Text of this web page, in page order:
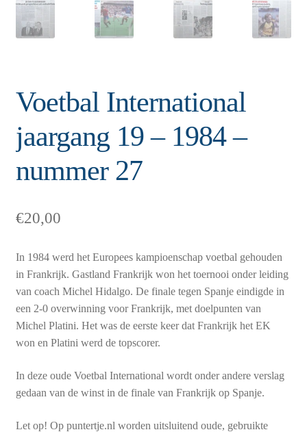
Voetbal International
jaargang 19 – 1984 –
nummer 27
€20,00
In 1984 werd het Europees kampioenschap voetbal gehouden
in Frankrijk. Gastland Frankrijk won het toernooi onder leiding
van coach Michel Hidalgo. De finale tegen Spanje eindigde in
een 2-0 overwinning voor Frankrijk, met doelpunten van
Michel Platini. Het was de eerste keer dat Frankrijk het EK
won en Platini werd de topscorer.
In deze oude Voetbal International wordt onder andere verslag
gedaan van de winst in de finale van Frankrijk op Spanje.
Let op! Op puntertje.nl worden uitsluitend oude, gebruikte